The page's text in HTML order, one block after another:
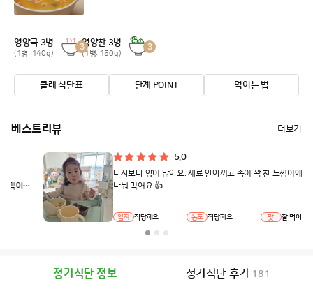
영양국 3병
(1병: 140g)
3영양찬 3병
(1병: 150g)
3
클레 식단표 단계 POINT 먹이는 법
베스트리뷰 더보기
5.0
타사보다 양이 많아요. 재료 안아끼고 속이 꽉 찬 느낌이에요. 세끼
나눠 먹여요 👍
입자 적당해요 적당해요 잘 먹어요
정기식단 정보 정기식단 후기 181